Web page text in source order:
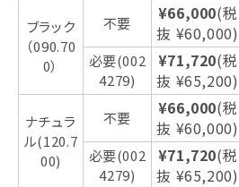
ブラック
（090.70
0）
不要 ¥66,000(税
抜 ¥60,000)
必要(002
4279)
¥71,720(税
抜 ¥65,200)
ナチュラ
ル(120.7
00)
不要 ¥66,000(税
抜 ¥60,000)
必要(002
4279)
¥71,720(税
抜 ¥65,200)